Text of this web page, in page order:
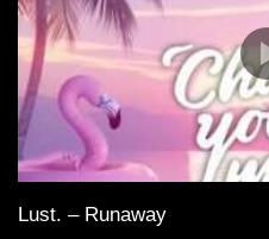
Lust. – Runaway